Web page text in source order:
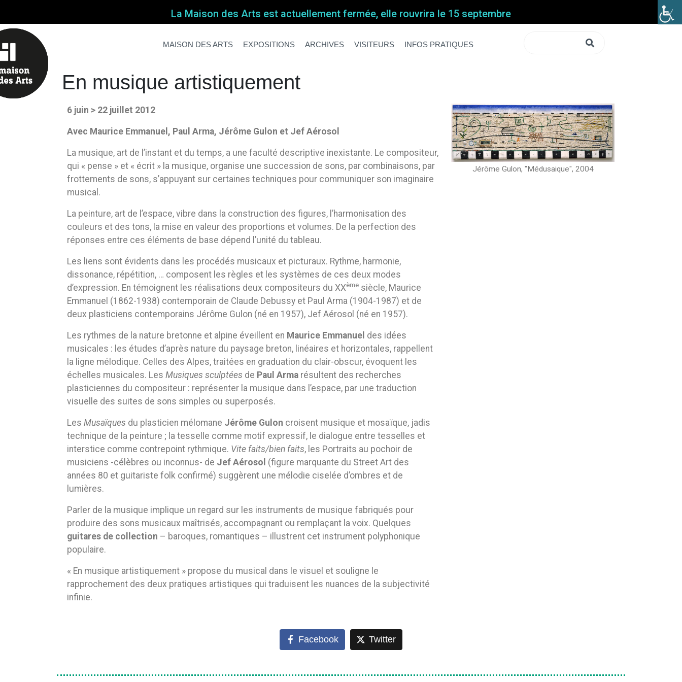
La Maison des Arts est actuellement fermée, elle rouvrira le 15 septembre
MAISON DES ARTS EXPOSITIONS ARCHIVES VISITEURS INFOS PRATIQUES
En musique artistiquement
En musique artistiquement
En musique artistiquement
6 juin > 22 juillet 2012
Avec Maurice Emmanuel, Paul Arma, Jérôme Gulon et Jef Aérosol
La musique, art de l’instant et du temps, a une faculté descriptive inexistante. Le compositeur,
qui « pense » et « écrit » la musique, organise une succession de sons, par combinaisons, par
frottements de sons, s’appuyant sur certaines techniques pour communiquer son imaginaire
musical.
La peinture, art de l’espace, vibre dans la construction des figures, l’harmonisation des
couleurs et des tons, la mise en valeur des proportions et volumes. De la perfection des
réponses entre ces éléments de base dépend l’unité du tableau.
Les liens sont évidents dans les procédés musicaux et picturaux. Rythme, harmonie,
dissonance, répétition, … composent les règles et les systèmes de ces deux modes
d’expression. En témoignent les réalisations deux compositeurs du XXème siècle, Maurice
Emmanuel (1862-1938) contemporain de Claude Debussy et Paul Arma (1904-1987) et de
deux plasticiens contemporains Jérôme Gulon (né en 1957), Jef Aérosol (né en 1957).
Les rythmes de la nature bretonne et alpine éveillent en Maurice Emmanuel des idées
musicales : les études d’après nature du paysage breton, linéaires et horizontales, rappellent
la ligne mélodique. Celles des Alpes, traitées en graduation du clair-obscur, évoquent les
échelles musicales. Les Musiques sculptées de Paul Arma résultent des recherches
plasticiennes du compositeur : représenter la musique dans l’espace, par une traduction
visuelle des suites de sons simples ou superposés.
Les Musaïques du plasticien mélomane Jérôme Gulon croisent musique et mosaïque, jadis
technique de la peinture ; la tesselle comme motif expressif, le dialogue entre tesselles et
interstice comme contrepoint rythmique. Vite faits/bien faits, les Portraits au pochoir de
musiciens -célèbres ou inconnus- de Jef Aérosol (figure marquante du Street Art des
années 80 et guitariste folk confirmé) suggèrent une mélodie ciselée d’ombres et de
lumières.
Parler de la musique implique un regard sur les instruments de musique fabriqués pour
produire des sons musicaux maîtrisés, accompagnant ou remplaçant la voix. Quelques
guitares de collection – baroques, romantiques – illustrent cet instrument polyphonique
populaire.
« En musique artistiquement » propose du musical dans le visuel et souligne le
rapprochement des deux pratiques artistiques qui traduisent les nuances de la subjectivité
infinie.
Jérôme Gulon, "Médusaique", 2004
Facebook Twitter